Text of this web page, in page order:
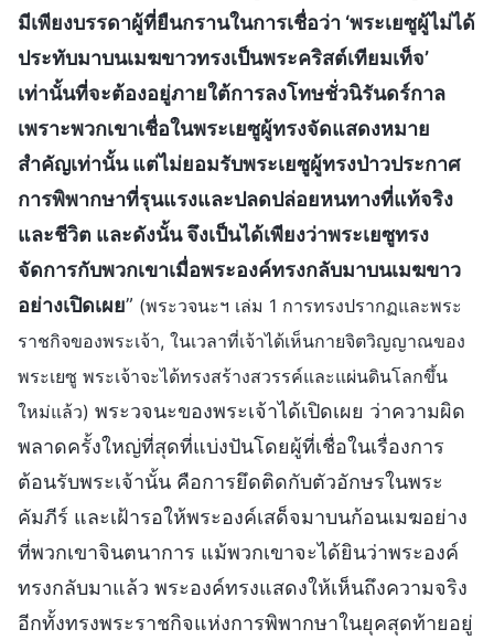
มีเพียงบรรดาผู้ที่ยืนกรานในการเชื่อว่า ‘พระเยซูผู้ไม่ได้
ประทับมาบนเมฆขาวทรงเป็นพระคริสต์เทียมเท็จ’
เท่านั้นที่จะต้องอยู่ภายใต้การลงโทษชั่วนิรันดร์กาล
เพราะพวกเขาเชื่อในพระเยซูผู้ทรงจัดแสดงหมาย
สำคัญเท่านั้น แต่ไม่ยอมรับพระเยซูผู้ทรงป่าวประกาศ
การพิพากษาที่รุนแรงและปลดปล่อยหนทางที่แท้จริง
และชีวิต และดังนั้น จึงเป็นได้เพียงว่าพระเยซูทรง
จัดการกับพวกเขาเมื่อพระองค์ทรงกลับมาบนเมฆขาว
อย่างเปิดเผย” (พระวจนะฯ เล่ม 1 การทรงปรากฏและพระ
ราชกิจของพระเจ้า, ในเวลาที่เจ้าได้เห็นกายจิตวิญญาณของ
พระเยซู พระเจ้าจะได้ทรงสร้างสวรรค์และแผ่นดินโลกขึ้น
ใหม่แล้ว) พระวจนะของพระเจ้าได้เปิดเผย ว่าความผิด
พลาดครั้งใหญ่ที่สุดที่แบ่งปันโดยผู้ที่เชื่อในเรื่องการ
ต้อนรับพระเจ้านั้น คือการยึดติดกับตัวอักษรในพระ
คัมภีร์ และเฝ้ารอให้พระองค์เสด็จมาบนก้อนเมฆอย่าง
ที่พวกเขาจินตนาการ แม้พวกเขาจะได้ยินว่าพระองค์
ทรงกลับมาแล้ว พระองค์ทรงแสดงให้เห็นถึงความจริง
อีกทั้งทรงพระราชกิจแห่งการพิพากษาในยุคสุดท้ายอยู่